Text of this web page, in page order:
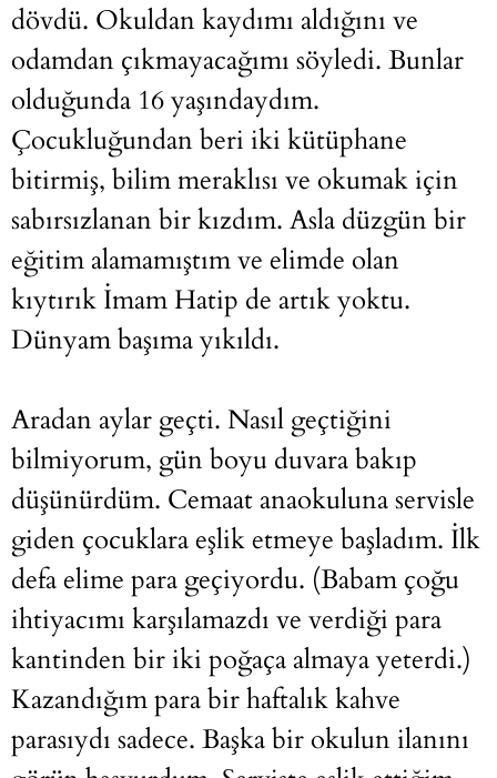
dövdü. Okuldan kaydımı aldığını ve
odamdan çıkmayacağımı söyledi. Bunlar
olduğunda 16 yaşındaydım.
Çocukluğundan beri iki kütüphane
bitirmiş, bilim meraklısı ve okumak için
sabırsızlanan bir kızdım. Asla düzgün bir
eğitim alamamıştım ve elimde olan
kıytırık İmam Hatip de artık yoktu.
Dünyam başıma yıkıldı.
Aradan aylar geçti. Nasıl geçtiğini
bilmiyorum, gün boyu duvara bakıp
düşünürdüm. Cemaat anaokuluna servisle
giden çocuklara eşlik etmeye başladım. İlk
defa elime para geçiyordu. (Babam çoğu
ihtiyacımı karşılamazdı ve verdiği para
kantinden bir iki poğaça almaya yeterdi.)
Kazandığım para bir haftalık kahve
parasıydı sadece. Başka bir okulun ilanını